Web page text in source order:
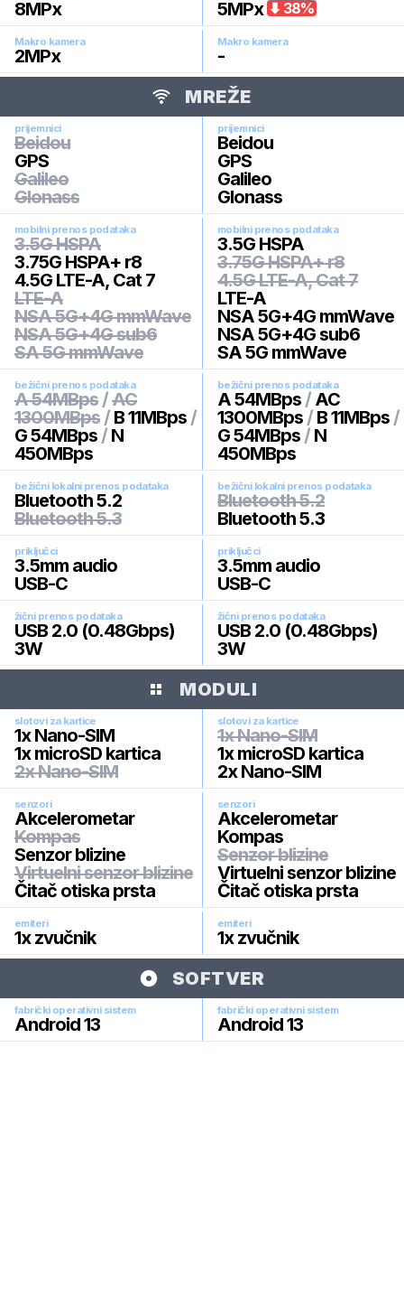
8MPx 5MPx 38%
Makro kamera
2MPx
Makro kamera
-
MREŽE
prijemnici
Beidou
GPS
Galileo
Glonass
prijemnici
Beidou
GPS
Galileo
Glonass
mobilni prenos podataka
3.5G HSPA
3.75G HSPA+ r8
4.5G LTE-A, Cat 7
LTE-A
NSA 5G+4G mmWave
NSA 5G+4G sub6
SA 5G mmWave
mobilni prenos podataka
3.5G HSPA
3.75G HSPA+ r8
4.5G LTE-A, Cat 7
LTE-A
NSA 5G+4G mmWave
NSA 5G+4G sub6
SA 5G mmWave
bežični prenos podataka
A 54MBps /AC
1300MBps / B 11MBps /
G 54MBps / N
450MBps
bežični prenos podataka
A 54MBps / AC
1300MBps / B 11MBps /
G 54MBps / N
450MBps
bežični lokalni prenos podataka
Bluetooth 5.2
Bluetooth 5.3
bežični lokalni prenos podataka
Bluetooth 5.2
Bluetooth 5.3
priključci
3.5mm audio
USB-C
priključci
3.5mm audio
USB-C
žični prenos podataka
USB 2.0 (0.48Gbps)
3W
žični prenos podataka
USB 2.0 (0.48Gbps)
3W
MODULI
slotovi za kartice
1x Nano-SIM
1x microSD kartica
2x Nano-SIM
slotovi za kartice
1x Nano-SIM
1x microSD kartica
2x Nano-SIM
senzori
Akcelerometar
Kompas
Senzor blizine
Virtuelni senzor blizine
Čitač otiska prsta
senzori
Akcelerometar
Kompas
Senzor blizine
Virtuelni senzor blizine
Čitač otiska prsta
emiteri
1x zvučnik
emiteri
1x zvučnik
SOFTVER
fabrički operativni sistem
Android 13
fabrički operativni sistem
Android 13